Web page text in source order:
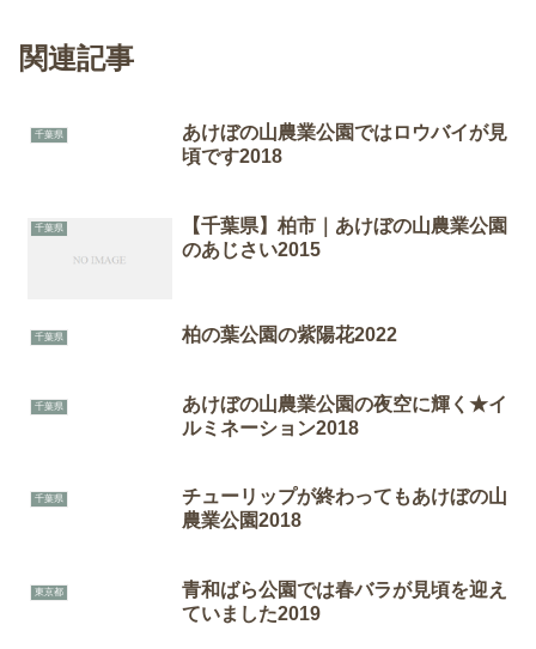
関連記事
千葉県
あけぼの山農業公園ではロウバイが見
頃です2018
千葉県
【千葉県】柏市｜あけぼの山農業公園
のあじさい2015
千葉県 柏の葉公園の紫陽花2022
千葉県
あけぼの山農業公園の夜空に輝く★イ
ルミネーション2018
千葉県
チューリップが終わってもあけぼの山
農業公園2018
東京都
青和ばら公園では春バラが見頃を迎え
ていました2019